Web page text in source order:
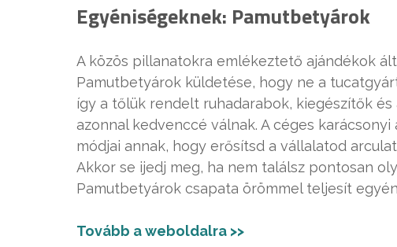
Egyéniségeknek: Pamutbetyárok
A közös pillanatokra emlékeztető ajándékok
Pamutbetyárok küldetése, hogy ne a
így a tőlük rendelt ruhadarabok, kiegészítők
azonnal kedvenccé válnak. A céges
módjai annak, hogy erősítsd a vállalatod
Akkor se ijedj meg, ha nem találsz pontosan
Pamutbetyárok csapata örömmel teljesít
Tovább a weboldalra >>